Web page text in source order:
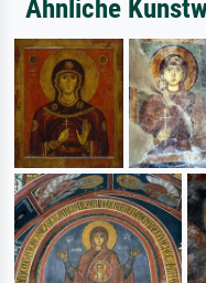
Ähnliche